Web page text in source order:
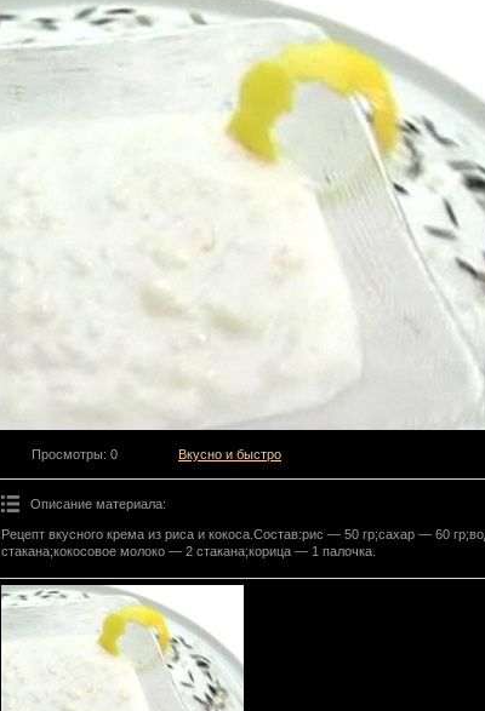
Просмотры: 0 Вкусно и быстро
Описание материала:
Рецепт вкусного крема из риса и кокоса.Состав:рис — 50 гр;сахар — 60
стакана;кокосовое молоко — 2 стакана;корица — 1 палочка.